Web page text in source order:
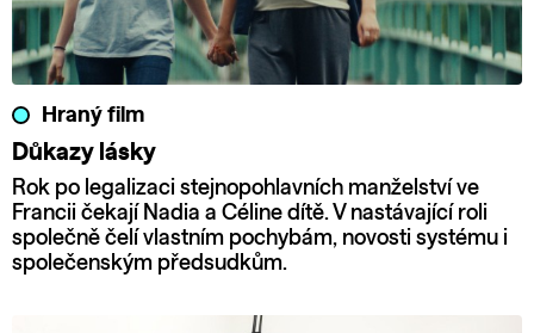
Hraný film
Důkazy lásky
Rok po legalizaci stejnopohlavních manželství ve
Francii čekají Nadia a Céline dítě. V nastávající roli
společně čelí vlastním pochybám, novosti systému i
společenským předsudkům.